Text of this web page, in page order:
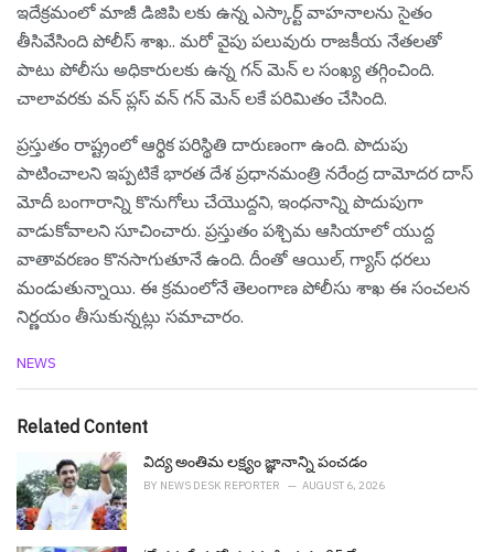
ఇదేక్ర‌మంలో మాజీ డిజిపి లకు ఉన్న ఎస్కార్ట్ వాహనాలను సైతం
తీసివేసింది పోలీస్ శాఖ.. మ‌రో వైపు పలువురు రాజకీయ నేతలతో
పాటు పోలీసు అధికారులకు ఉన్న గన్ మెన్ ల సంఖ్య తగ్గించింది.
చాలావరకు వన్ ప్లస్ వన్ గన్ మెన్ లకే పరిమితం చేసింది.
ప్ర‌స్తుతం రాష్ట్రంలో ఆర్థిక ప‌రిస్థితి దారుణంగా ఉంది. పొదుపు
పాటించాల‌ని ఇప్ప‌టికే భార‌త దేశ ప్ర‌ధానమంత్రి న‌రేంద్ర దామోద‌ర దాస్
మోదీ బంగారాన్ని కొనుగోలు చేయొద్ద‌ని, ఇంధ‌నాన్ని పొదుపుగా
వాడుకోవాల‌ని సూచించారు. ప్ర‌స్తుతం ప‌శ్చిమ ఆసియాలో యుద్ద
వాతావ‌ర‌ణం కొన‌సాగుతూనే ఉంది. దీంతో ఆయిల్, గ్యాస్ ధ‌ర‌లు
మండుతున్నాయి. ఈ క్ర‌మంలోనే తెలంగాణ పోలీసు శాఖ ఈ సంచ‌ల‌న
నిర్ణ‌యం తీసుకున్న‌ట్లు స‌మాచారం.
C
e
r
i
e
NEWS
Related Content
విద్య అంతిమ లక్ష్యం జ్ఞానాన్ని పంచడం
BY NEWS DESK REPORTER AUGUST 6, 2026